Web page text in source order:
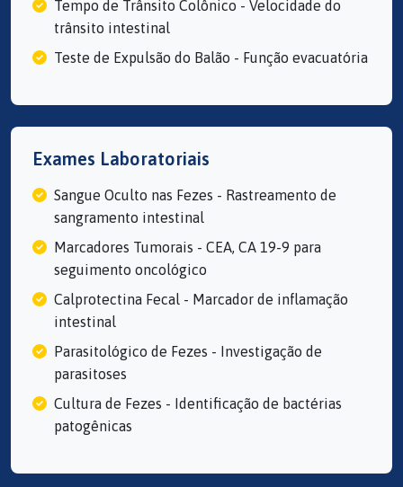
Tempo de Trânsito Colônico - Velocidade do
trânsito intestinal
Teste de Expulsão do Balão - Função evacuatória
Exames Laboratoriais
Sangue Oculto nas Fezes - Rastreamento de
sangramento intestinal
Marcadores Tumorais - CEA, CA 19-9 para
seguimento oncológico
Calprotectina Fecal - Marcador de inflamação
intestinal
Parasitológico de Fezes - Investigação de
parasitoses
Cultura de Fezes - Identificação de bactérias
patogênicas